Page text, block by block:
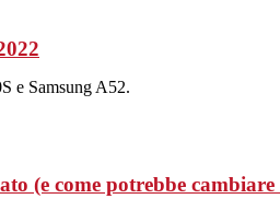
e Samsung A52.
(e come potrebbe